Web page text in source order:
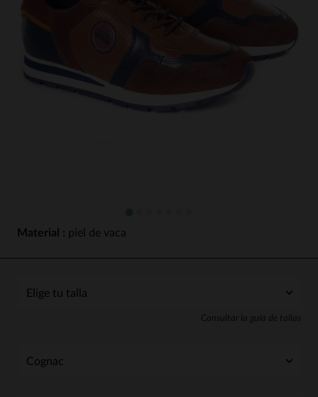
Material : piel de vaca
Consultar la guía de tallas